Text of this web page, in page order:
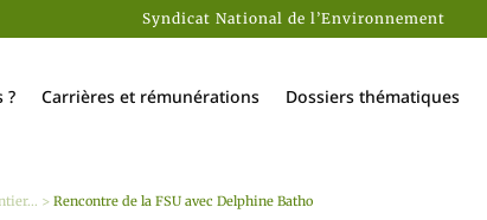
Syndicat National de l’Environnement
? Carrières et rémunérations Dossiers thématiques
> Rencontre de la FSU avec Delphine Batho